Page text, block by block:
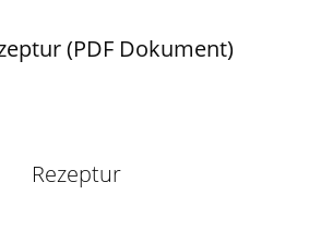
(PDF Dokument)
Rezeptur